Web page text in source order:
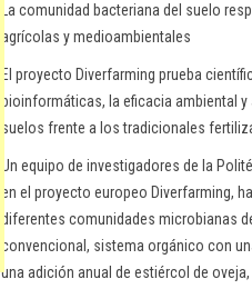
La comunidad bacteriana del suelo
agrícolas y medioambientales
El proyecto Diverfarming prueba
bioinformáticas, la eficacia ambiental
suelos frente a los tradicionales
Un equipo de investigadores de la
en el proyecto europeo Diverfarming,
diferentes comunidades microbianas
convencional, sistema orgánico con
una adición anual de estiércol de